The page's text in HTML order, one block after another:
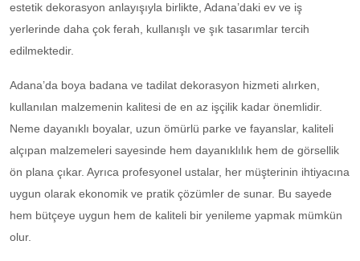
estetik dekorasyon anlayışıyla birlikte, Adana’daki ev ve iş
yerlerinde daha çok ferah, kullanışlı ve şık tasarımlar tercih
edilmektedir.
Adana’da boya badana ve tadilat dekorasyon hizmeti alırken,
kullanılan malzemenin kalitesi de en az işçilik kadar önemlidir.
Neme dayanıklı boyalar, uzun ömürlü parke ve fayanslar, kaliteli
alçıpan malzemeleri sayesinde hem dayanıklılık hem de görsellik
ön plana çıkar. Ayrıca profesyonel ustalar, her müşterinin ihtiyacına
uygun olarak ekonomik ve pratik çözümler de sunar. Bu sayede
hem bütçeye uygun hem de kaliteli bir yenileme yapmak mümkün
olur.